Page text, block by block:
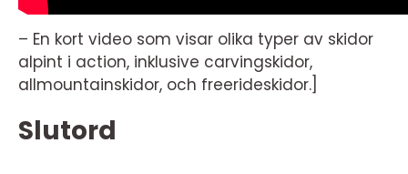
– En kort video som visar olika typer av skidor
alpint i action, inklusive carvingskidor,
allmountainskidor, och freerideskidor.]
Slutord